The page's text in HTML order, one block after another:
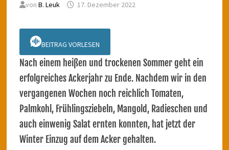
von B. Leuk 17. Dezember 2022
BEITRAG VORLESEN
Nach einem heißen und trockenen Sommer geht ein
erfolgreiches Ackerjahr zu Ende. Nachdem wir in den
vergangenen Wochen noch reichlich Tomaten,
Palmkohl, Frühlingsziebeln, Mangold, Radieschen und
auch einwenig Salat ernten konnten, hat jetzt der
Winter Einzug auf dem Acker gehalten.